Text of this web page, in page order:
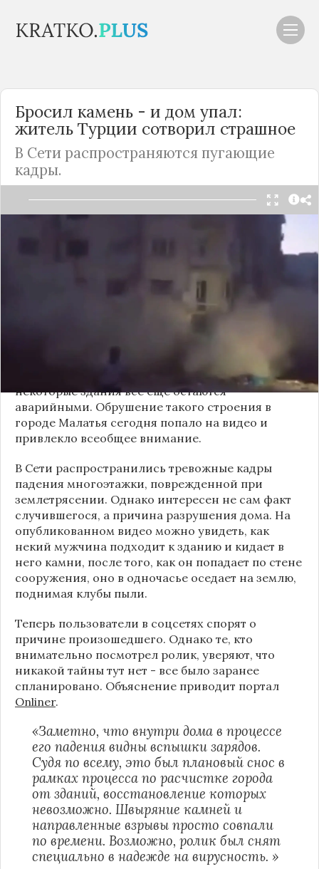
Бросил камень - и дом упал:
житель Турции сотворил страшное
В Сети распространяются пугающие
кадры.
чудовищная трагедия - на юго-востоке страны
произошли два мощных землетрясения, которые
были признаны одними из сильнейших за всю
последствиями чрезвычайного происшествия в
Турции пытаются справиться до сих пор, а
некоторые здания все еще остаются
аварийными. Обрушение такого строения в
городе Малатья сегодня попало на видео и
привлекло всеобщее внимание.
В Сети распространились тревожные кадры
падения многоэтажки, поврежденной при
землетрясении. Однако интересен не сам факт
случившегося, а причина разрушения дома. На
опубликованном видео можно увидеть, как
некий мужчина подходит к зданию и кидает в
него камни, после того, как он попадает по стене
сооружения, оно в одночасье оседает на землю,
поднимая клубы пыли.
Теперь пользователи в соцсетях спорят о
причине произошедшего. Однако те, кто
внимательно посмотрел ролик, уверяют, что
никакой тайны тут нет - все было заранее
спланировано. Объяснение приводит портал
Onliner.
«Заметно, что внутри дома в процессе
его падения видны вспышки зарядов.
Судя по всему, это был плановый снос в
рамках процесса по расчистке города
от зданий, восстановление которых
невозможно. Швыряние камней и
направленные взрывы просто совпали
по времени. Возможно, ролик был снят
специально в надежде на вирусность. »